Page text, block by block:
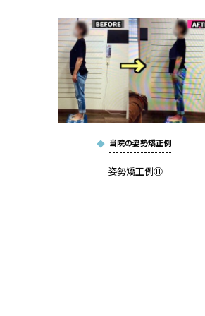
当院の姿勢矯正例
姿勢矯正例⑪